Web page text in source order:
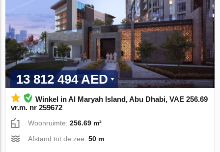
13 812 494 AED
Winkel in Al Maryah Island, Abu Dhabi, VAE 256.69
vr.m. nr 259672
Woonruimte:256.69 m²
Afstand tot de zee:50 m